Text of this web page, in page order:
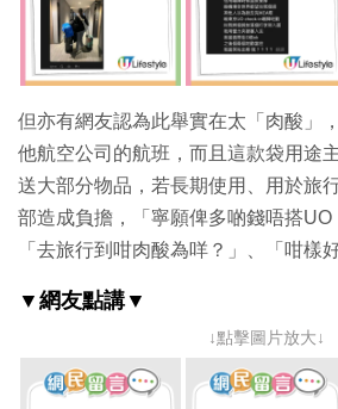
但亦有網友認為此舉實在太「肉酸」
他航空公司的航班，而且這款袋用途
送大部分物品，若長期使用、用於旅
部造成負擔，「寧願俾多啲錢唔搭UO
「 去旅行到咁肉酸為咩？ 」、「 咁樣
▼網友點講▼
↓點擊圖片放大↓